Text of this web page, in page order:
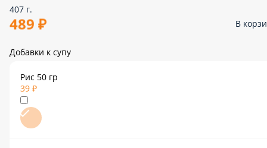
407 г.
489 ₽ В
Добавки к супу
Рис 50 гр
39 ₽